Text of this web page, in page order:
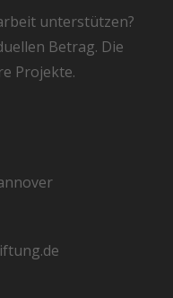
unterstützen?
Betrag. Die
Projekte.